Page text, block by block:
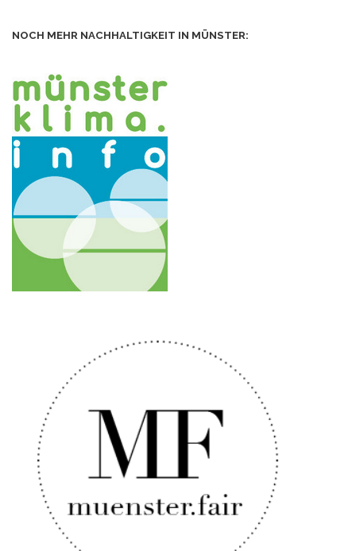
NOCH MEHR NACHHALTIGKEIT IN MÜNSTER: